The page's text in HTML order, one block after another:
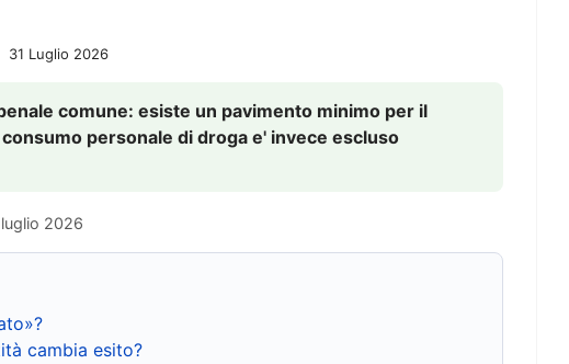
31 Luglio 2026
comune: esiste un pavimento minimo per il
personale di droga e' invece escluso
2026
cambia esito?